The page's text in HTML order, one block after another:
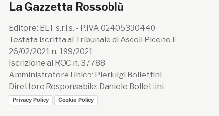
La Gazzetta Rossoblù
Editore: BLT s.r.l.s. - P.IVA 02405390440
Testata iscritta al Tribunale di Ascoli Piceno il
26/02/2021 n. 199/2021
Iscrizione al ROC n. 37788
Amministratore Unico: Pierluigi Bollettini
Direttore Responsabile: Daniele Bollettini
Privacy Policy Cookie Policy